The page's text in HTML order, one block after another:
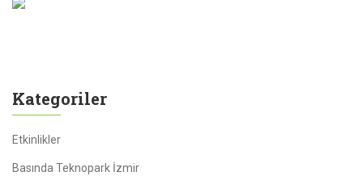
Kategoriler
Etkinlikler
Basında Teknopark İzmir